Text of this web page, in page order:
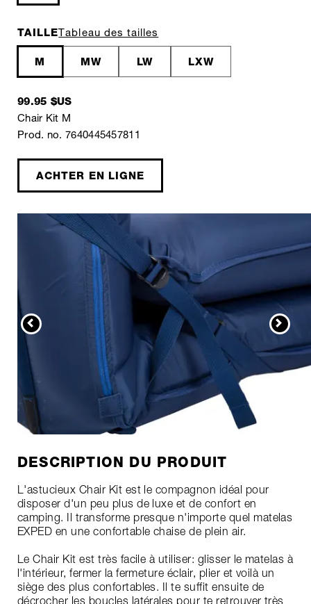
TAILLETableau des tailles
M MW LW LXW
99.95 $US
Chair Kit M
Prod. no. 7640445457811
ACHTER EN LIGNE
DESCRIPTION DU PRODUIT
L'astucieux Chair Kit est le compagnon idéal pour
disposer d'un peu plus de luxe et de confort en
camping. Il transforme presque n'importe quel matelas
EXPED en une confortable chaise de plein air.
Le Chair Kit est très facile à utiliser: glisser le matelas à
l'intérieur, fermer la fermeture éclair, plier et voilà un
siège des plus confortables. Il te suffit ensuite de
décrocher les boucles latérales pour te retrouver très